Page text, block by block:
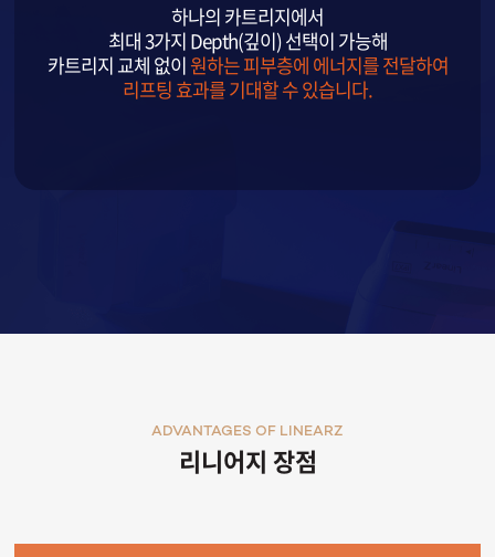
하나의 카트리지에서
최대 3가지 Depth(깊이) 선택이 가능해
카트리지 교체 없이원하는 피부층에 에너지를 전달하여
리프팅 효과를 기대할 수 있습니다.
리니어지 장점
ADVANTAGES OF LINEARZ